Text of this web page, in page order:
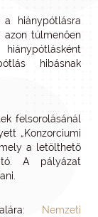
a hiánypótlásra
túlmenően
hibásnak
felsorolásánál
„Konzorciumi
a letölthető
A pályázat
Nemzeti